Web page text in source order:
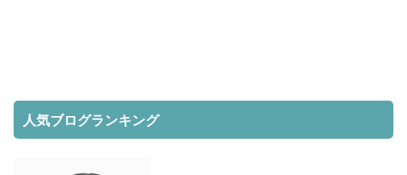
人気ブログランキング